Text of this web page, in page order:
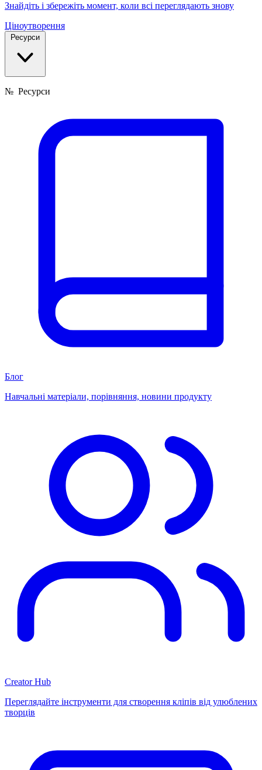
Знайдіть і збережіть момент, коли всі переглядають знову
Ціноутворення
Ресурси
№ Ресурси
Блог
Навчальні матеріали, порівняння, новини продукту
Creator Hub
Переглядайте інструменти для створення кліпів від улюблених
творців